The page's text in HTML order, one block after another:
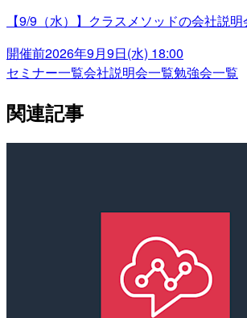
【9/9（水）】クラスメソッドの会社説
開催前2026年9月9日(水) 18:00
セミナー一覧会社説明会一覧勉強会一覧
関連記事